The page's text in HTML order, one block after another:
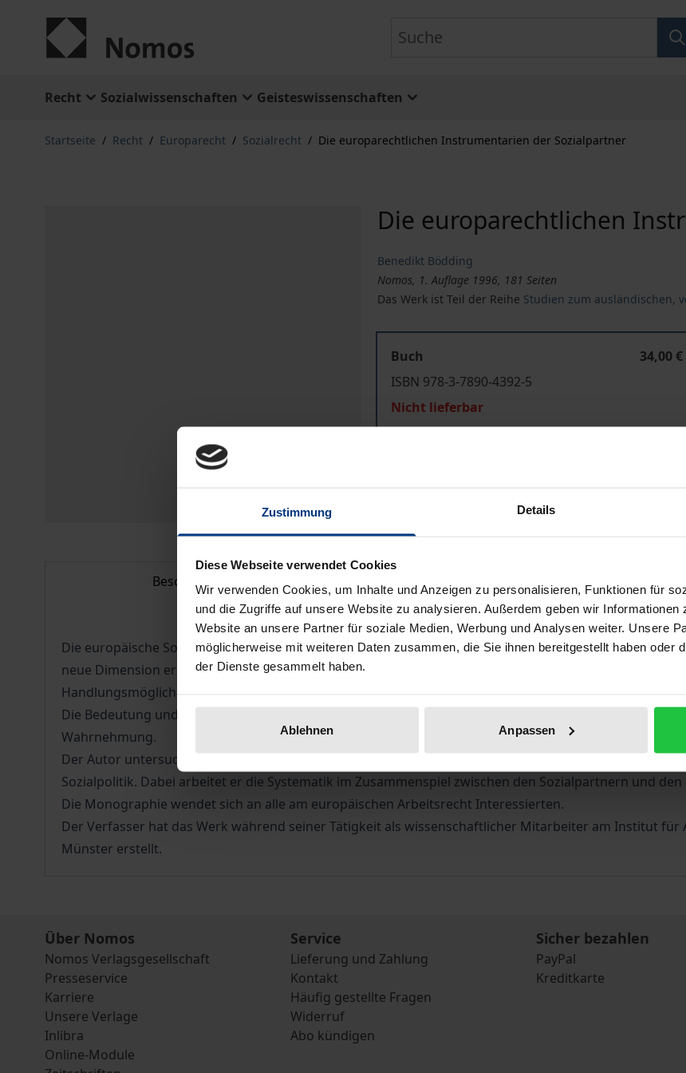
Zustimmung Details
Diese Webseite verwendet Cookies
Wir verwenden Cookies, um Inhalte und Anzeigen zu personalisieren, Funktionen für
und die Zugriffe auf unsere Website zu analysieren. Außerdem geben wir Informationen
Website an unsere Partner für soziale Medien, Werbung und Analysen weiter. Unsere
möglicherweise mit weiteren Daten zusammen, die Sie ihnen bereitgestellt haben oder
der Dienste gesammelt haben.
Ablehnen Anpassen
Recht Sozialwissenschaften Geisteswissenschaften
Startseite / Recht / Europarecht / Sozialrecht / Die europarechtlichen Instrumentarien der Sozialpartner
Die europarechtlichen
Benedikt Bödding
Nomos, 1. Auflage 1996, 181 Seiten
Das Werk ist Teil der Reihe Studien zum ausländischen,
Buch
34,00 €
ISBN 978-3-7890-4392-5
Nicht lieferbar
Beschreibung Bibliografische Angaben
Die europäische Sozialpolitik war ursprünglich das „Stiefkind« des Gemeinschaftsrechts. Sie hat mit
neue Dimension erreicht. Den Sozialpartnern stehen nunmehr eine Anzahl von Anhörungs- und
Handlungsmöglichkeiten zur Verfügung.
Die Bedeutung und Wirkung dieser neuen Instrumentarien ist noch weitgehend ungeklärt, und die
Wahrnehmung.
Der Autor untersucht ihre rechtlichen Handlungsmöglichkeiten sowohl nach dem bisherigen
Sozialpolitik. Dabei arbeitet er die Systematik im Zusammenspiel zwischen den Sozialpartnern und
Die Monographie wendet sich an alle am europäischen Arbeitsrecht Interessierten.
Der Verfasser hat das Werk während seiner Tätigkeit als wissenschaftlicher Mitarbeiter am Institut
Münster erstellt.
Über Nomos
Nomos Verlagsgesellschaft
Presseservice
Karriere
Unsere Verlage
Inlibra
Online-Module
Service
Lieferung und Zahlung
Kontakt
Häufig gestellte Fragen
Widerruf
Abo kündigen
Sicher bezahlen
PayPal
Kreditkarte